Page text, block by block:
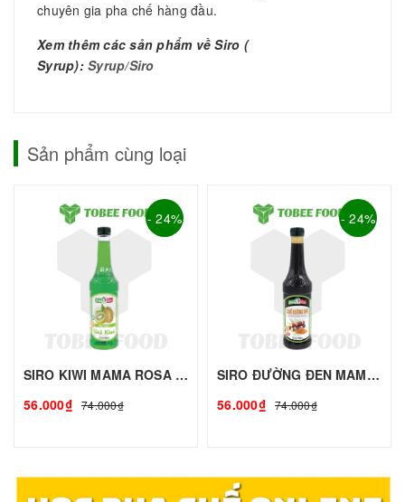
chuyên gia pha chế hàng đầu.
Xem thêm các sản phẩm về Siro (
Syrup): Syrup/Siro
Sản phẩm cùng loại
- 24%
SIRO KIWI MAMA ROSA - 700ml | Siro Syrup Làm Trà Trái Cây, Trà Sữa - TOBEE FOOD
56.000₫ 74.000₫
- 24%
SIRO ĐƯỜNG ĐEN MAMA ROSA - 700ml | Siro Syrup Làm Trà Trái Cây, Trà Sữa - TOBEE FOOD
56.000₫ 74.000₫